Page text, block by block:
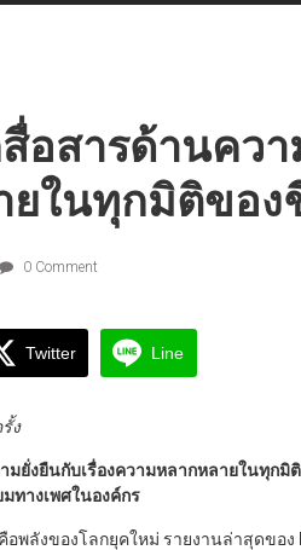
อสารด้านคว
ยในทุกมิติของ
0 Comment
Twitter Line
ง
มยั่งยืนกับเรื่องความหลากหลายในทุก
มทางเพศในองค์กร
อพลังของโลกยุคใหม่ รายงานล่าสุดของ